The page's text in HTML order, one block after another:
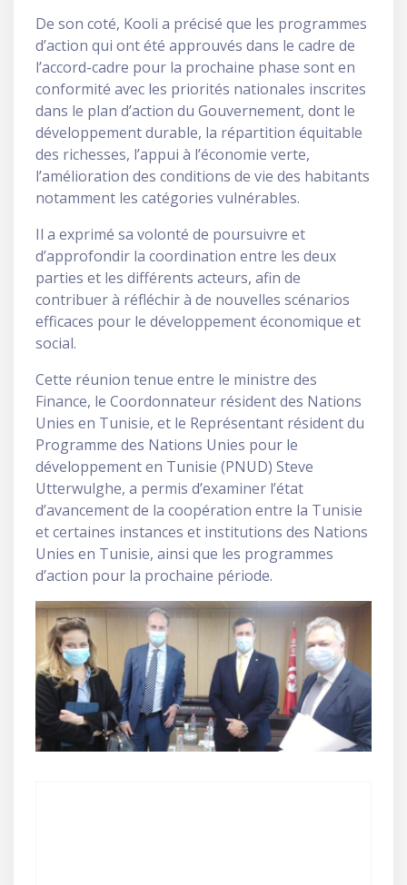
De son coté, Kooli a précisé que les programmes
d’action qui ont été approuvés dans le cadre de
l’accord-cadre pour la prochaine phase sont en
conformité avec les priorités nationales inscrites
dans le plan d’action du Gouvernement, dont le
développement durable, la répartition équitable
des richesses, l’appui à l’économie verte,
l’amélioration des conditions de vie des habitants
notamment les catégories vulnérables.
Il a exprimé sa volonté de poursuivre et
d’approfondir la coordination entre les deux
parties et les différents acteurs, afin de
contribuer à réfléchir à de nouvelles scénarios
efficaces pour le développement économique et
social.
Cette réunion tenue entre le ministre des
Finance, le Coordonnateur résident des Nations
Unies en Tunisie, et le Représentant résident du
Programme des Nations Unies pour le
développement en Tunisie (PNUD) Steve
Utterwulghe, a permis d’examiner l’état
d’avancement de la coopération entre la Tunisie
et certaines instances et institutions des Nations
Unies en Tunisie, ainsi que les programmes
d’action pour la prochaine période.